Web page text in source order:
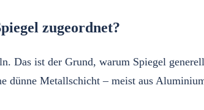
zugeordnet?
Das ist der Grund, warum Spiegel
dünne Metallschicht – meist aus